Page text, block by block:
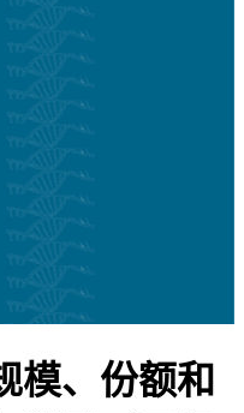
模、份额和